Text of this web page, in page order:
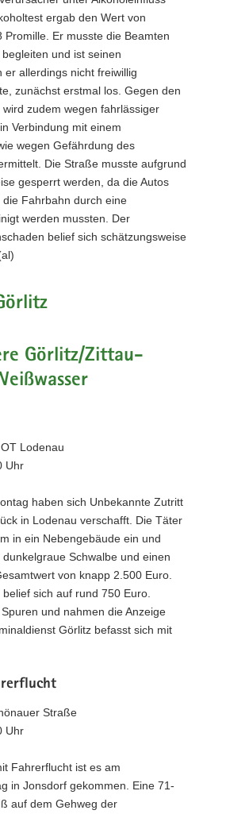
ergab den Wert von
Promille. Er musste die Beamten
und ist seinen
er allerdings nicht freiwillig
zunächst erstmal los. Gegen den
zudem wegen fahrlässiger
Verbindung mit einem
wegen Gefährdung des
Die Straße musste aufgrund
gesperrt werden, da die Autos
Fahrbahn durch eine
werden mussten. Der
belief sich schätzungsweise
Görlitz/Zittau-
Lodenau
Uhr
haben sich Unbekannte Zutritt
in Lodenau verschafft. Die Täter
in ein Nebengebäude ein und
Schwalbe und einen
von knapp 2.500 Euro.
sich auf rund 750 Euro.
und nahmen die Anzeige
Görlitz befasst sich mit
Straße
Uhr
Fahrerflucht ist es am
in Jonsdorf gekommen. Eine 71-
auf dem Gehweg der